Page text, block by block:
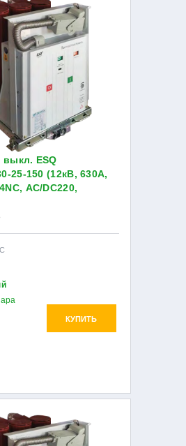
ESQ
25-150 (12кВ, 630А,
AC/DC220,
КУПИТЬ